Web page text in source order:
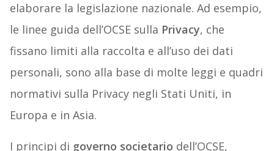
elaborare la legislazione nazionale. Ad esempio,
le linee guida dell’OCSE sulla Privacy, che
fissano limiti alla raccolta e all’uso dei dati
personali, sono alla base di molte leggi e quadri
normativi sulla Privacy negli Stati Uniti, in
Europa e in Asia.
I principi di governo societario dell’OCSE,